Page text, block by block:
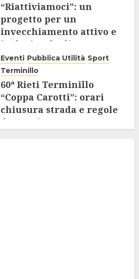
“Riattiviamoci”: un
progetto per un
invecchiamento attivo e
inclusivo degli Over 65
9 AGOSTO 2025
Eventi Pubblica Utilità Sport
Terminillo
60ª Rieti Terminillo
“Coppa Carotti”: orari
chiusura strada e regole
da seguire